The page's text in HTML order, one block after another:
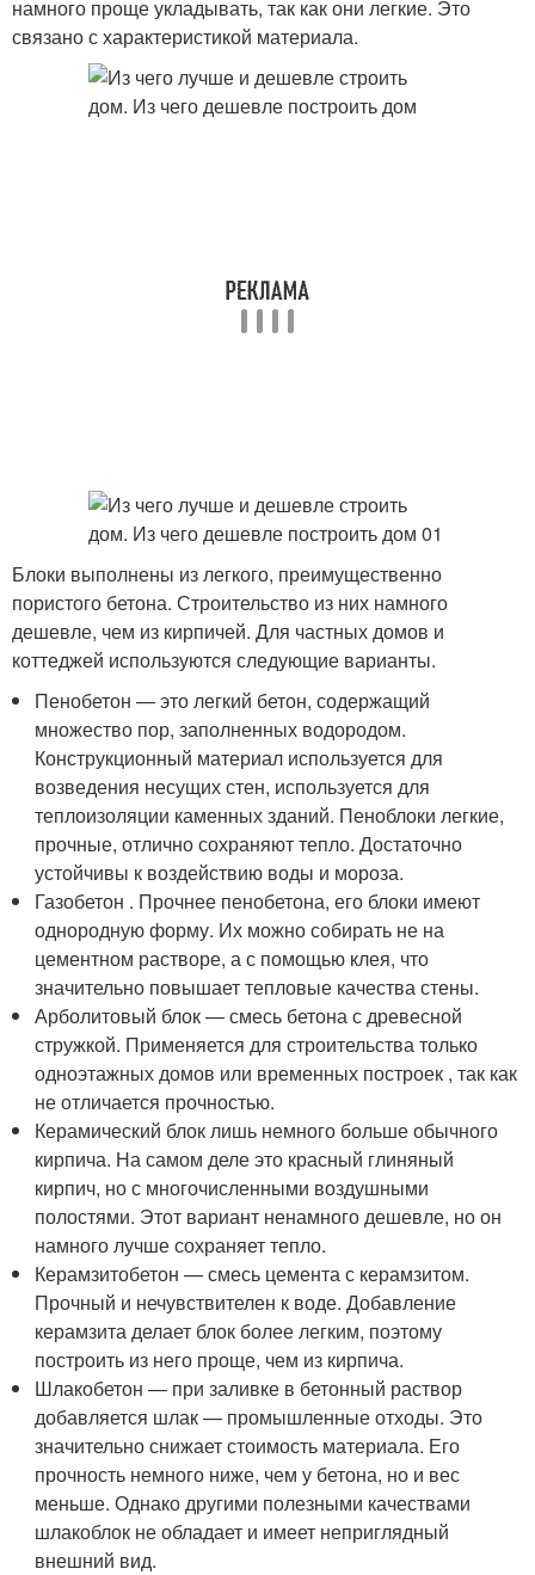
намного проще укладывать, так как они легкие. Это
связано с характеристикой материала.
Блоки выполнены из легкого, преимущественно
пористого бетона. Строительство из них намного
дешевле, чем из кирпичей. Для частных домов и
коттеджей используются следующие варианты.
Пенобетон — это легкий бетон, содержащий
множество пор, заполненных водородом.
Конструкционный материал используется для
возведения несущих стен, используется для
теплоизоляции каменных зданий. Пеноблоки легкие,
прочные, отлично сохраняют тепло. Достаточно
устойчивы к воздействию воды и мороза.
Газобетон . Прочнее пенобетона, его блоки имеют
однородную форму. Их можно собирать не на
цементном растворе, а с помощью клея, что
значительно повышает тепловые качества стены.
Арболитовый блок — смесь бетона с древесной
стружкой. Применяется для строительства только
одноэтажных домов или временных построек , так как
не отличается прочностью.
Керамический блок лишь немного больше обычного
кирпича. На самом деле это красный глиняный
кирпич, но с многочисленными воздушными
полостями. Этот вариант ненамного дешевле, но он
намного лучше сохраняет тепло.
Керамзитобетон — смесь цемента с керамзитом.
Прочный и нечувствителен к воде. Добавление
керамзита делает блок более легким, поэтому
построить из него проще, чем из кирпича.
Шлакобетон — при заливке в бетонный раствор
добавляется шлак — промышленные отходы. Это
значительно снижает стоимость материала. Его
прочность немного ниже, чем у бетона, но и вес
меньше. Однако другими полезными качествами
шлакоблок не обладает и имеет неприглядный
внешний вид.